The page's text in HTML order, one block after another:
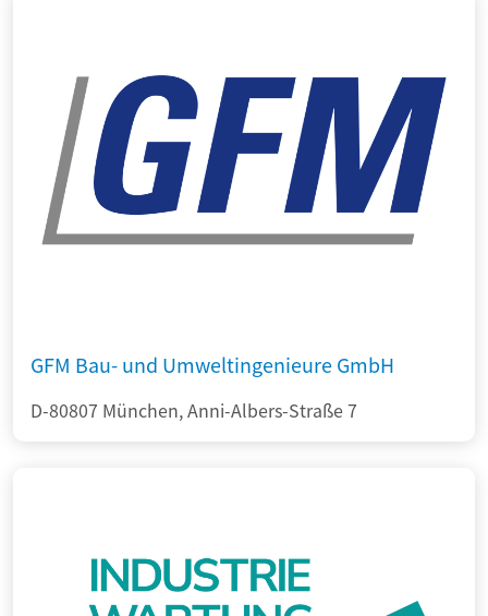
GFM Bau- und Umweltingenieure GmbH
D-80807 München, Anni-Albers-Straße 7